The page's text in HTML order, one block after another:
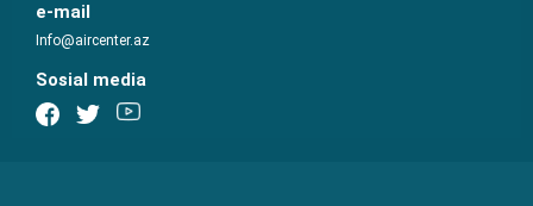
e-mail
Info@aircenter.az
Sosial media